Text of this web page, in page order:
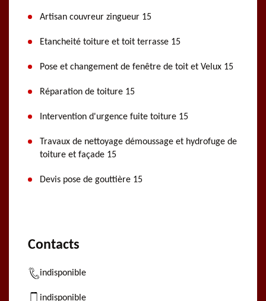
Artisan couvreur zingueur 15
Etancheité toiture et toit terrasse 15
Pose et changement de fenêtre de toit et Velux 15
Réparation de toiture 15
Intervention d'urgence fuite toiture 15
Travaux de nettoyage démoussage et hydrofuge de
toiture et façade 15
Devis pose de gouttière 15
Contacts
indisponible
indisponible